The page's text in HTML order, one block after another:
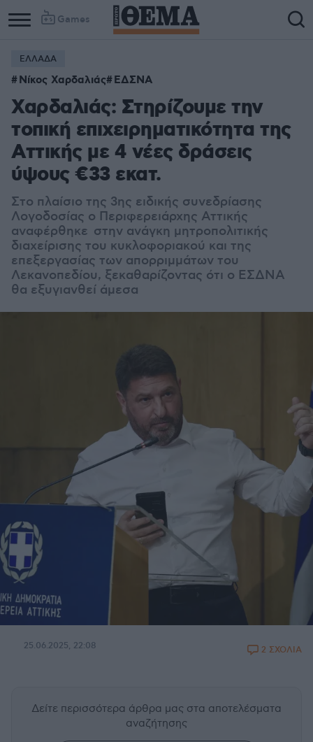
Games
ΕΛΛΑΔΑ
Νίκος Χαρδαλιάς ΕΔΣΝΑ
Χαρδαλιάς: Στηρίζουμε την
τοπική επιχειρηματικότητα της
Αττικής με 4 νέες δράσεις
ύψους €33 εκατ.
Στο πλαίσιο της 3ης ειδικής συνεδρίασης
Λογοδοσίας ο Περιφερειάρχης Αττικής
αναφέρθηκε στην ανάγκη μητροπολιτικής
διαχείρισης του κυκλοφοριακού και της
επεξεργασίας των απορριμμάτων του
Λεκανοπεδίου, ξεκαθαρίζοντας ότι ο ΕΣΔΝΑ
θα εξυγιανθεί άμεσα
25.06.2025, 22:08 2 ΣΧΟΛΙΑ
Δείτε περισσότερα άρθρα μας στα αποτελέσματα
αναζήτησης